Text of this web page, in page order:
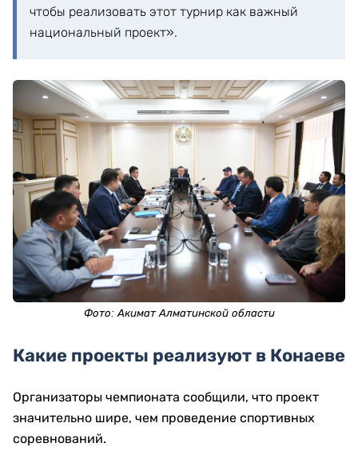
чтобы реализовать этот турнир как важный
национальный проект».
Фото: Акимат Алматинской области
Какие проекты реализуют в Конаеве
Организаторы чемпионата сообщили, что проект
значительно шире, чем проведение спортивных
соревнований.